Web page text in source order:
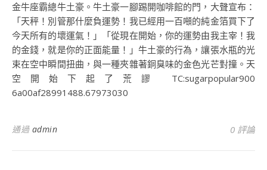
金牛座霸總牛土豪。牛土豪一腳踢開咖啡館的門，大聲宣布：
「天秤！別管那什麼負運勢！我已經用一百噸的純金箔買下了
今天所有的壞運氣！」「從現在開始，你的運勢由我主宰！我
的金錢，就是你的正面能量！」牛土豪的行為，讓張水瓶的光
束在空中瞬間扭曲，與一種夾雜著銅臭味的金色光芒對撞。天
空開始下起了荒謬 TC:sugarpopular900
6a00af28991488.67973030
通過 admin 0 評論